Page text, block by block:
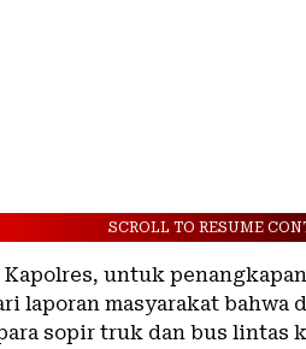
SCROLL TO RESUME
untuk
laporan masyarakat bahwa
sopir truk dan bus lintas